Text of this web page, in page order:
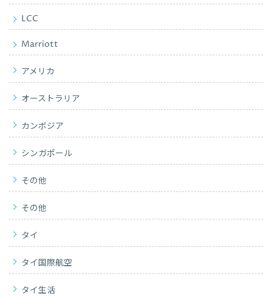
LCC
Marriott
アメリカ
オーストラリア
カンボジア
シンガポール
その他
その他
タイ
タイ国際航空
タイ生活